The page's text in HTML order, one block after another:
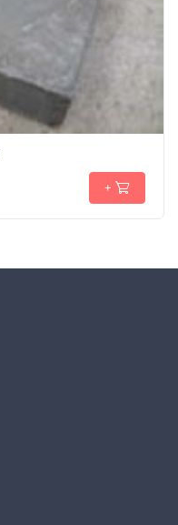
+